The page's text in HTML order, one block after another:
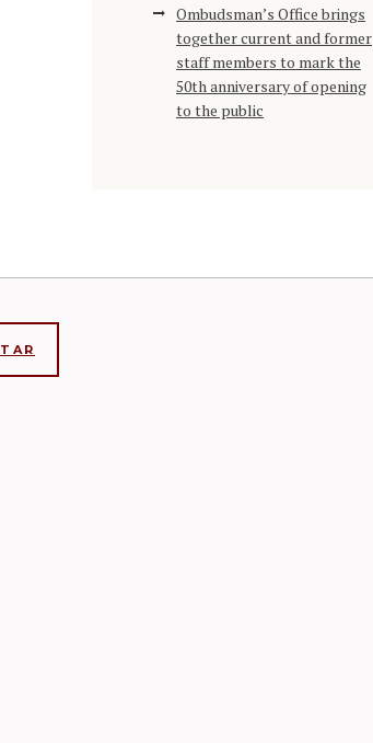
Ombudsman’s Office brings
together current and former
staff members to mark the
50th anniversary of opening
to the public